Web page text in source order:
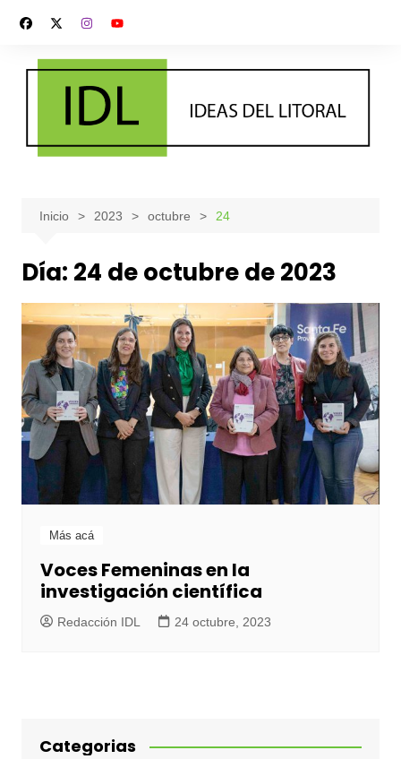
contenido
Inicio 2023 octubre 24
Día: 24 de octubre de 2023
Más acá
Voces Femeninas en la
investigación científica
Redacción IDL 24 octubre, 2023
Categorias